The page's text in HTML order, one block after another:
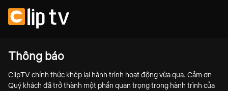
Thông báo
ClipTV chính thức khép lại hành trình hoạt động vừa qua. Cảm ơn
Quý khách đã trở thành một phần quan trọng trong hành trình của